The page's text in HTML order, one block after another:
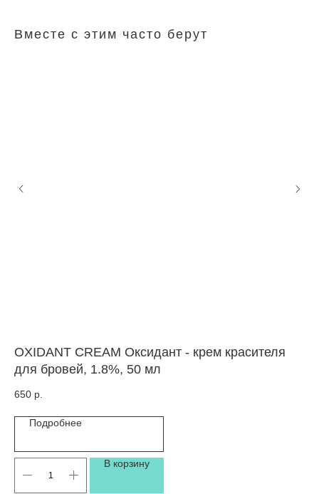
Вместе с этим часто берут
OXIDANT CREAM Оксидант - крем красителя
для бровей, 1.8%, 50 мл
650 р.
Подробнее
В корзину